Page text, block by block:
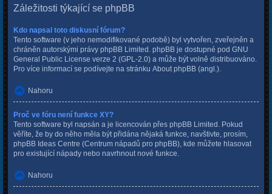
Záležitosti týkající se phpBB
Kdo napsal toto diskusní fórum?
Tento software (v jeho nemodifikované podobě) byl vytvořen, zveřejněn a
chráněn autorskými právy phpBB Limited . phpBB je dostupné pod GNU
General Public License verze 2 (GPL-2.0) a může být volně distribuováno.
Pro více informací se podívejte na stránku About phpBB (angl.).
Nahoru
Proč ve fóru není funkce XY?
Tento software byl napsán a je licencován přes phpBB Limited. Pokud
věříte, že by do něho měla být přidána nějaká funkce, navštivte, prosím,
phpBB Ideas Centre (Centrum nápadů pro phpBB), kde můžete hlasovat
pro existující nápady nebo navrhnout nové funkce.
Nahoru